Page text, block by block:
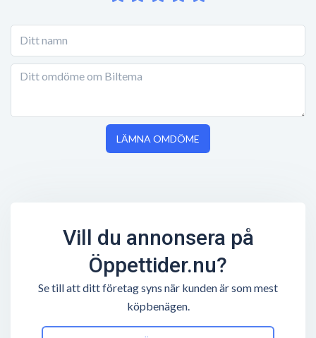
LÄMNA OMDÖME
Vill du annonsera på
Öppettider.nu?
Se till att ditt företag syns när kunden är som mest
köpbenägen.